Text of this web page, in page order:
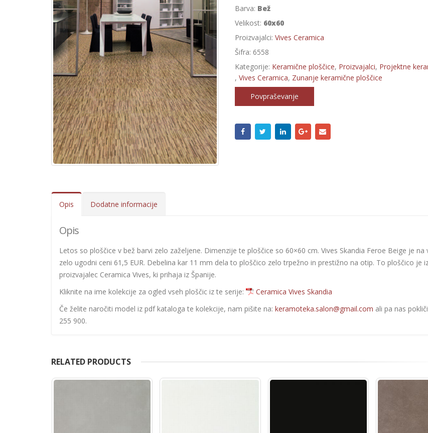
Barva: Bež
Velikost: 60x60
Proizvajalci: Vives Ceramica
Šifra: 6558
Kategorije: Keramične ploščice, Proizvajalci, Projektne
, Vives Ceramica, Zunanje keramične ploščice
Povpraševanje
Opis Dodatne informacije
Opis
Letos so ploščice v bež barvi zelo zaželjene. Dimenzije te ploščice so 60×60 cm. Vives Skandia Feroe Beige je na
zelo ugodni ceni 61,5 EUR. Debelina kar 11 mm dela to ploščico zelo trpežno in prestižno na otip. To ploščico je
proizvajalec Ceramica Vives, ki prihaja iz Španije.
Kliknite na ime kolekcije za ogled vseh ploščic iz te serije:
Ceramica Vives Skandia
Če želite naročiti model iz pdf kataloga te kolekcije, nam pišite na: keramoteka.salon@gmail.com ali pa nas
255 900.
RELATED PRODUCTS